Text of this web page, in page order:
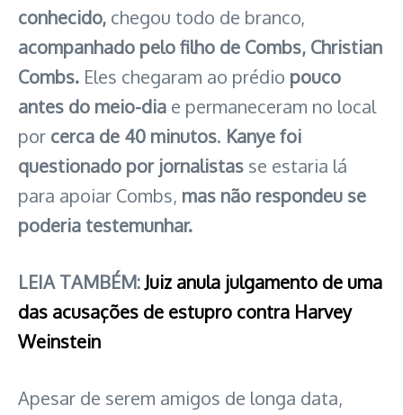
conhecido, chegou todo de branco,
acompanhado pelo filho de Combs, Christian
Combs. Eles chegaram ao prédio pouco
antes do meio-dia e permaneceram no local
por cerca de 40 minutos. Kanye foi
questionado por jornalistas se estaria lá
para apoiar Combs, mas não respondeu se
poderia testemunhar.
LEIA TAMBÉM: Juiz anula julgamento de uma
das acusações de estupro contra Harvey
Weinstein
Apesar de serem amigos de longa data,